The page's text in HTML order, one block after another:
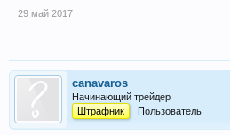
29 май 2017
canavaros
Начинающий трейдер
Штрафник
Пользователь